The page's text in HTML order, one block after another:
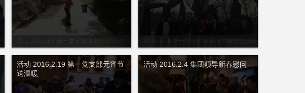
活动 2016.4.8 第一党支部拔草护绿活动
2016.3.18 第一党支部参观上海淞沪抗战纪
活动 2016.2.19 第一党支部元宵节
送温暖
活动 2016.2.4 集团领导新春慰问